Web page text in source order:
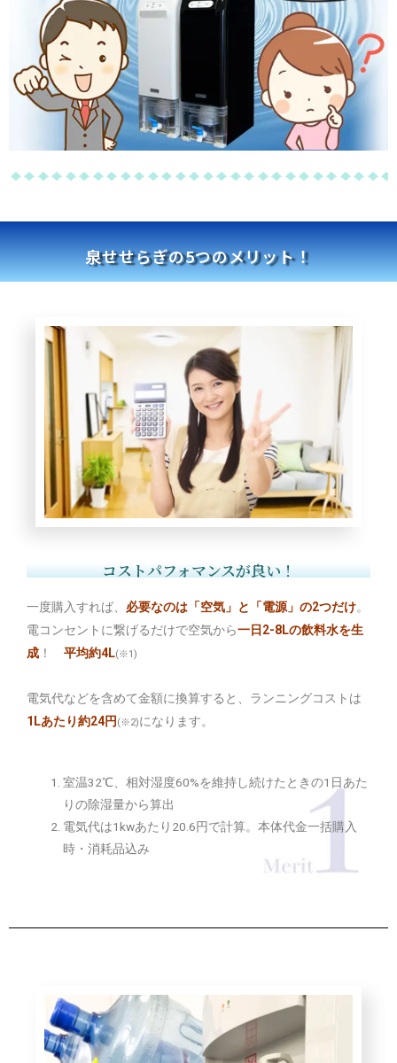
泉せせらぎの5つのメリット！
コストパフォマンスが良い！
一度購入すれば、 必要なのは「空気」と「電源」の2つだけ。
電コンセントに繋げるだけで空気から一日2-8Lの飲料水を生
成 ！ 平均約4L(※1)
電気代などを含めて金額に換算すると、ランニングコストは
1Lあたり約24円 (※2)になります。
室温32℃、相対湿度60%を維持し続けたときの1日あた
りの除湿量から算出
電気代は1kwあたり20.6円で計算。本体代金一括購入
時・消耗品込み